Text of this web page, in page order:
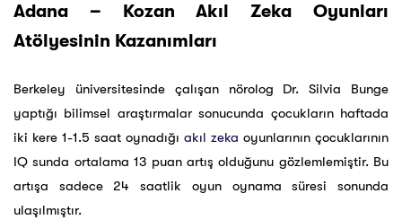
Adana – Kozan Akıl Zeka Oyunları
Atölyesinin Kazanımları
Berkeley üniversitesinde çalışan nörolog Dr. Silvia Bunge
yaptığı bilimsel araştırmalar sonucunda çocukların haftada
iki kere 1-1.5 saat oynadığı akıl zeka oyunlarının çocuklarının
IQ sunda ortalama 13 puan artış olduğunu gözlemlemiştir. Bu
artışa sadece 24 saatlik oyun oynama süresi sonunda
ulaşılmıştır.